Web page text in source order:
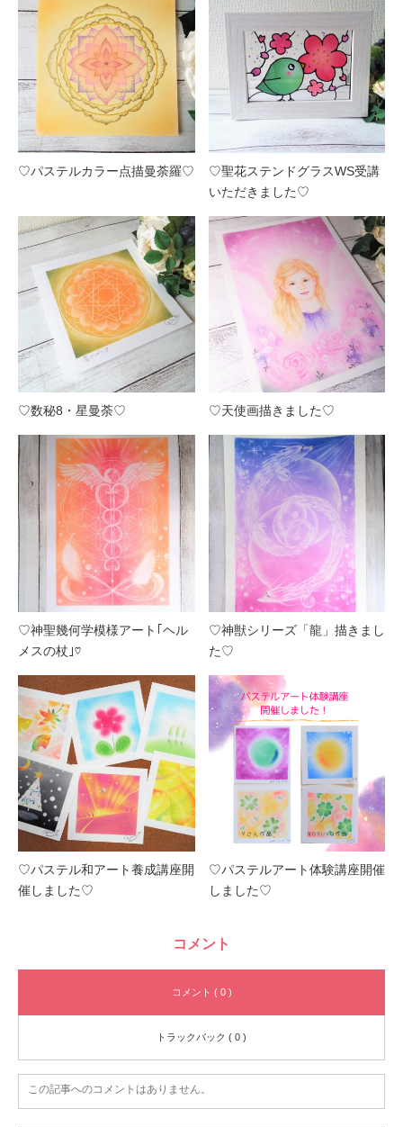
♡パステルカラー点描曼荼羅♡
♡聖花ステンドグラスWS受講
いただきました♡
♡数秘8・星曼荼♡ ♡天使画描きました♡
♡神聖幾何学模様アート｢ヘル
メスの杖｣♡
♡神獣シリーズ「龍」描きまし
た♡
♡パステル和アート養成講座開
催しました♡
♡パステルアート体験講座開催
しました♡
コメント
コメント ( 0 )
トラックバック ( 0 )
この記事へのコメントはありません。